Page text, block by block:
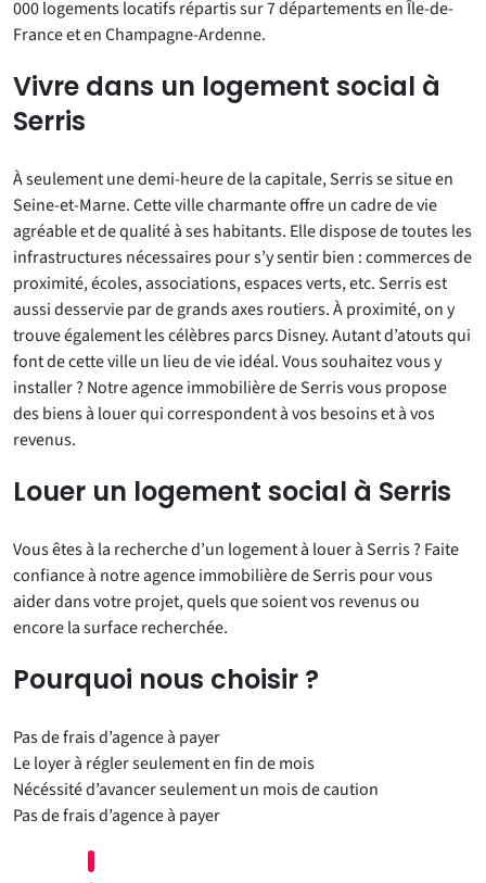
000 logements locatifs répartis sur 7 départements en Île-de-
France et en Champagne-Ardenne.
Vivre dans un logement social à
Serris
À seulement une demi-heure de la capitale, Serris se situe en
Seine-et-Marne. Cette ville charmante offre un cadre de vie
agréable et de qualité à ses habitants. Elle dispose de toutes les
infrastructures nécessaires pour s’y sentir bien : commerces de
proximité, écoles, associations, espaces verts, etc. Serris est
aussi desservie par de grands axes routiers. À proximité, on y
trouve également les célèbres parcs Disney. Autant d’atouts qui
font de cette ville un lieu de vie idéal. Vous souhaitez vous y
installer ? Notre agence immobilière de Serris vous propose
des biens à louer qui correspondent à vos besoins et à vos
revenus.
Louer un logement social à Serris
Vous êtes à la recherche d’un logement à louer à Serris ? Faite
confiance à notre agence immobilière de Serris pour vous
aider dans votre projet, quels que soient vos revenus ou
encore la surface recherchée.
Pourquoi nous choisir ?
Pas de frais d’agence à payer
Le loyer à régler seulement en fin de mois
Nécéssité d’avancer seulement un mois de caution
Pas de frais d’agence à payer